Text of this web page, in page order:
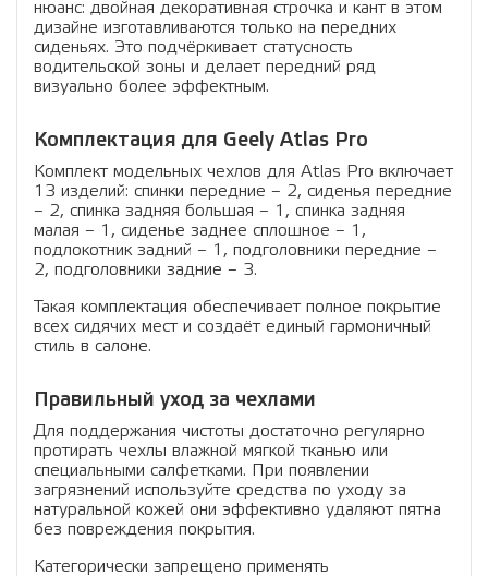
нюанс: двойная декоративная строчка и кант в этом
дизайне изготавливаются только на передних
сиденьях. Это подчёркивает статусность
водительской зоны и делает передний ряд
визуально более эффектным.
Комплектация для Geely Atlas Pro
Комплект модельных чехлов для Atlas Pro включает
13 изделий: спинки передние – 2, сиденья передние
– 2, спинка задняя большая – 1, спинка задняя
малая – 1, сиденье заднее сплошное – 1,
подлокотник задний – 1, подголовники передние –
2, подголовники задние – 3.
Такая комплектация обеспечивает полное покрытие
всех сидячих мест и создаёт единый гармоничный
стиль в салоне.
Правильный уход за чехлами
Для поддержания чистоты достаточно регулярно
протирать чехлы влажной мягкой тканью или
специальными салфетками. При появлении
загрязнений используйте средства по уходу за
натуральной кожей они эффективно удаляют пятна
без повреждения покрытия.
Категорически запрещено применять